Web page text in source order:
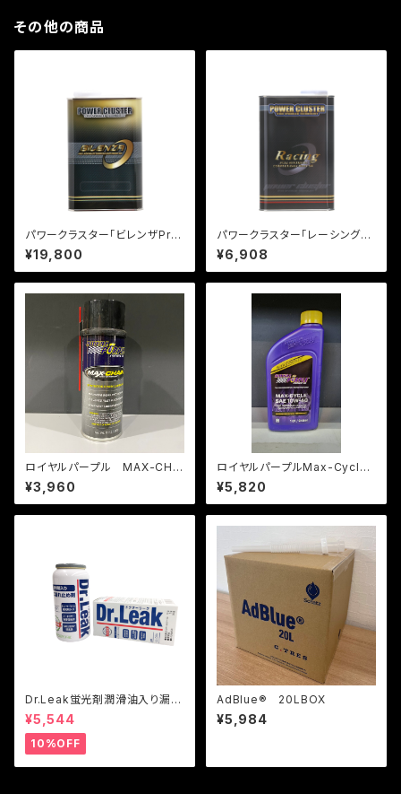
その他の商品
パワークラスター「ビレンザPro
漆黒」4L
¥19,800
パワークラスター「レーシング
漆黒」1L
¥6,908
ロイヤルパープル MAX-CHAI
N（潤滑剤） スプレータイプ
¥3,960
ロイヤルパープルMax-Cycle
SEA 10w-40（MOTORCYCL
E AND ATV OIL）
¥5,820
Dr.Leak蛍光剤潤滑油入り漏れ
止め剤
¥5,544
10%OFF
AdBlue® 20LBOX
¥5,984